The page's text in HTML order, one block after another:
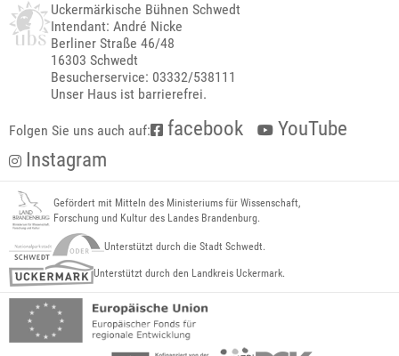
Uckermärkische Bühnen Schwedt
Intendant: André Nicke
Berliner Straße 46/48
16303 Schwedt
Besucherservice: 03332/538111
Unser Haus ist barrierefrei.
Folgen Sie uns auch auf: facebook
YouTube
Instagram
Gefördert mit Mitteln des Ministeriums für Wissenschaft,
Forschung und Kultur des Landes Brandenburg.
Unterstützt durch die Stadt Schwedt.
Unterstützt durch den Landkreis Uckermark.